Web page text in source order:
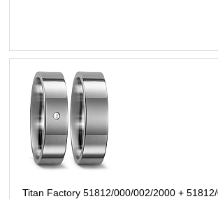
Titan Factory 51812/000/002/2000 + 51812/